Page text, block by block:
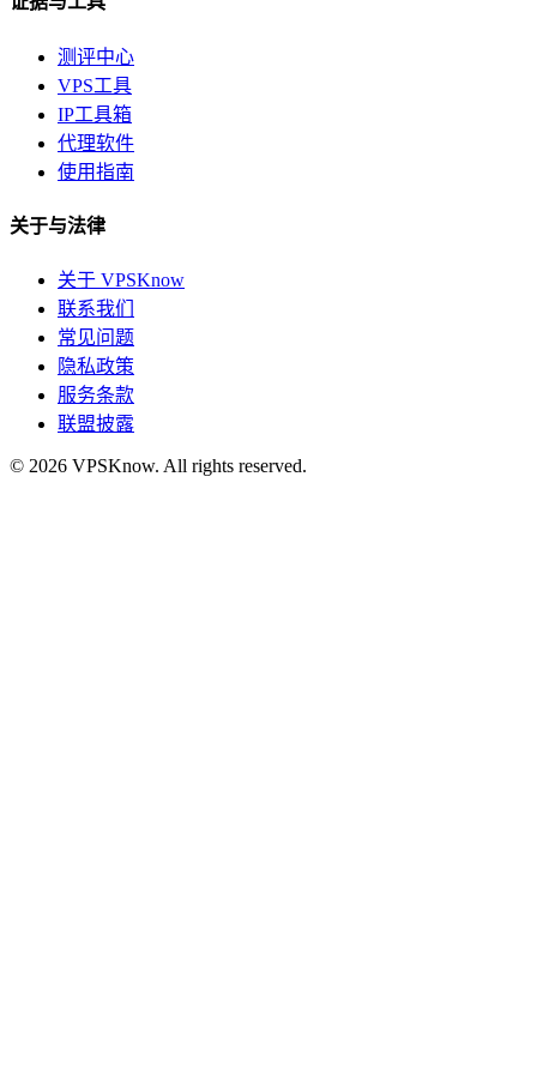
测评中心
VPS工具
IP工具箱
代理软件
使用指南
关于与法律
关于 VPSKnow
联系我们
常见问题
隐私政策
服务条款
联盟披露
© 2026 VPSKnow. All rights reserved.